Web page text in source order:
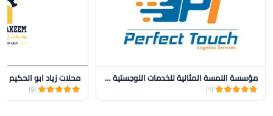
مؤسسة اللمسة المثالية للخدمات اللوجستية للنقل
(1)
محلات زياد ابو الحكيم
(9)